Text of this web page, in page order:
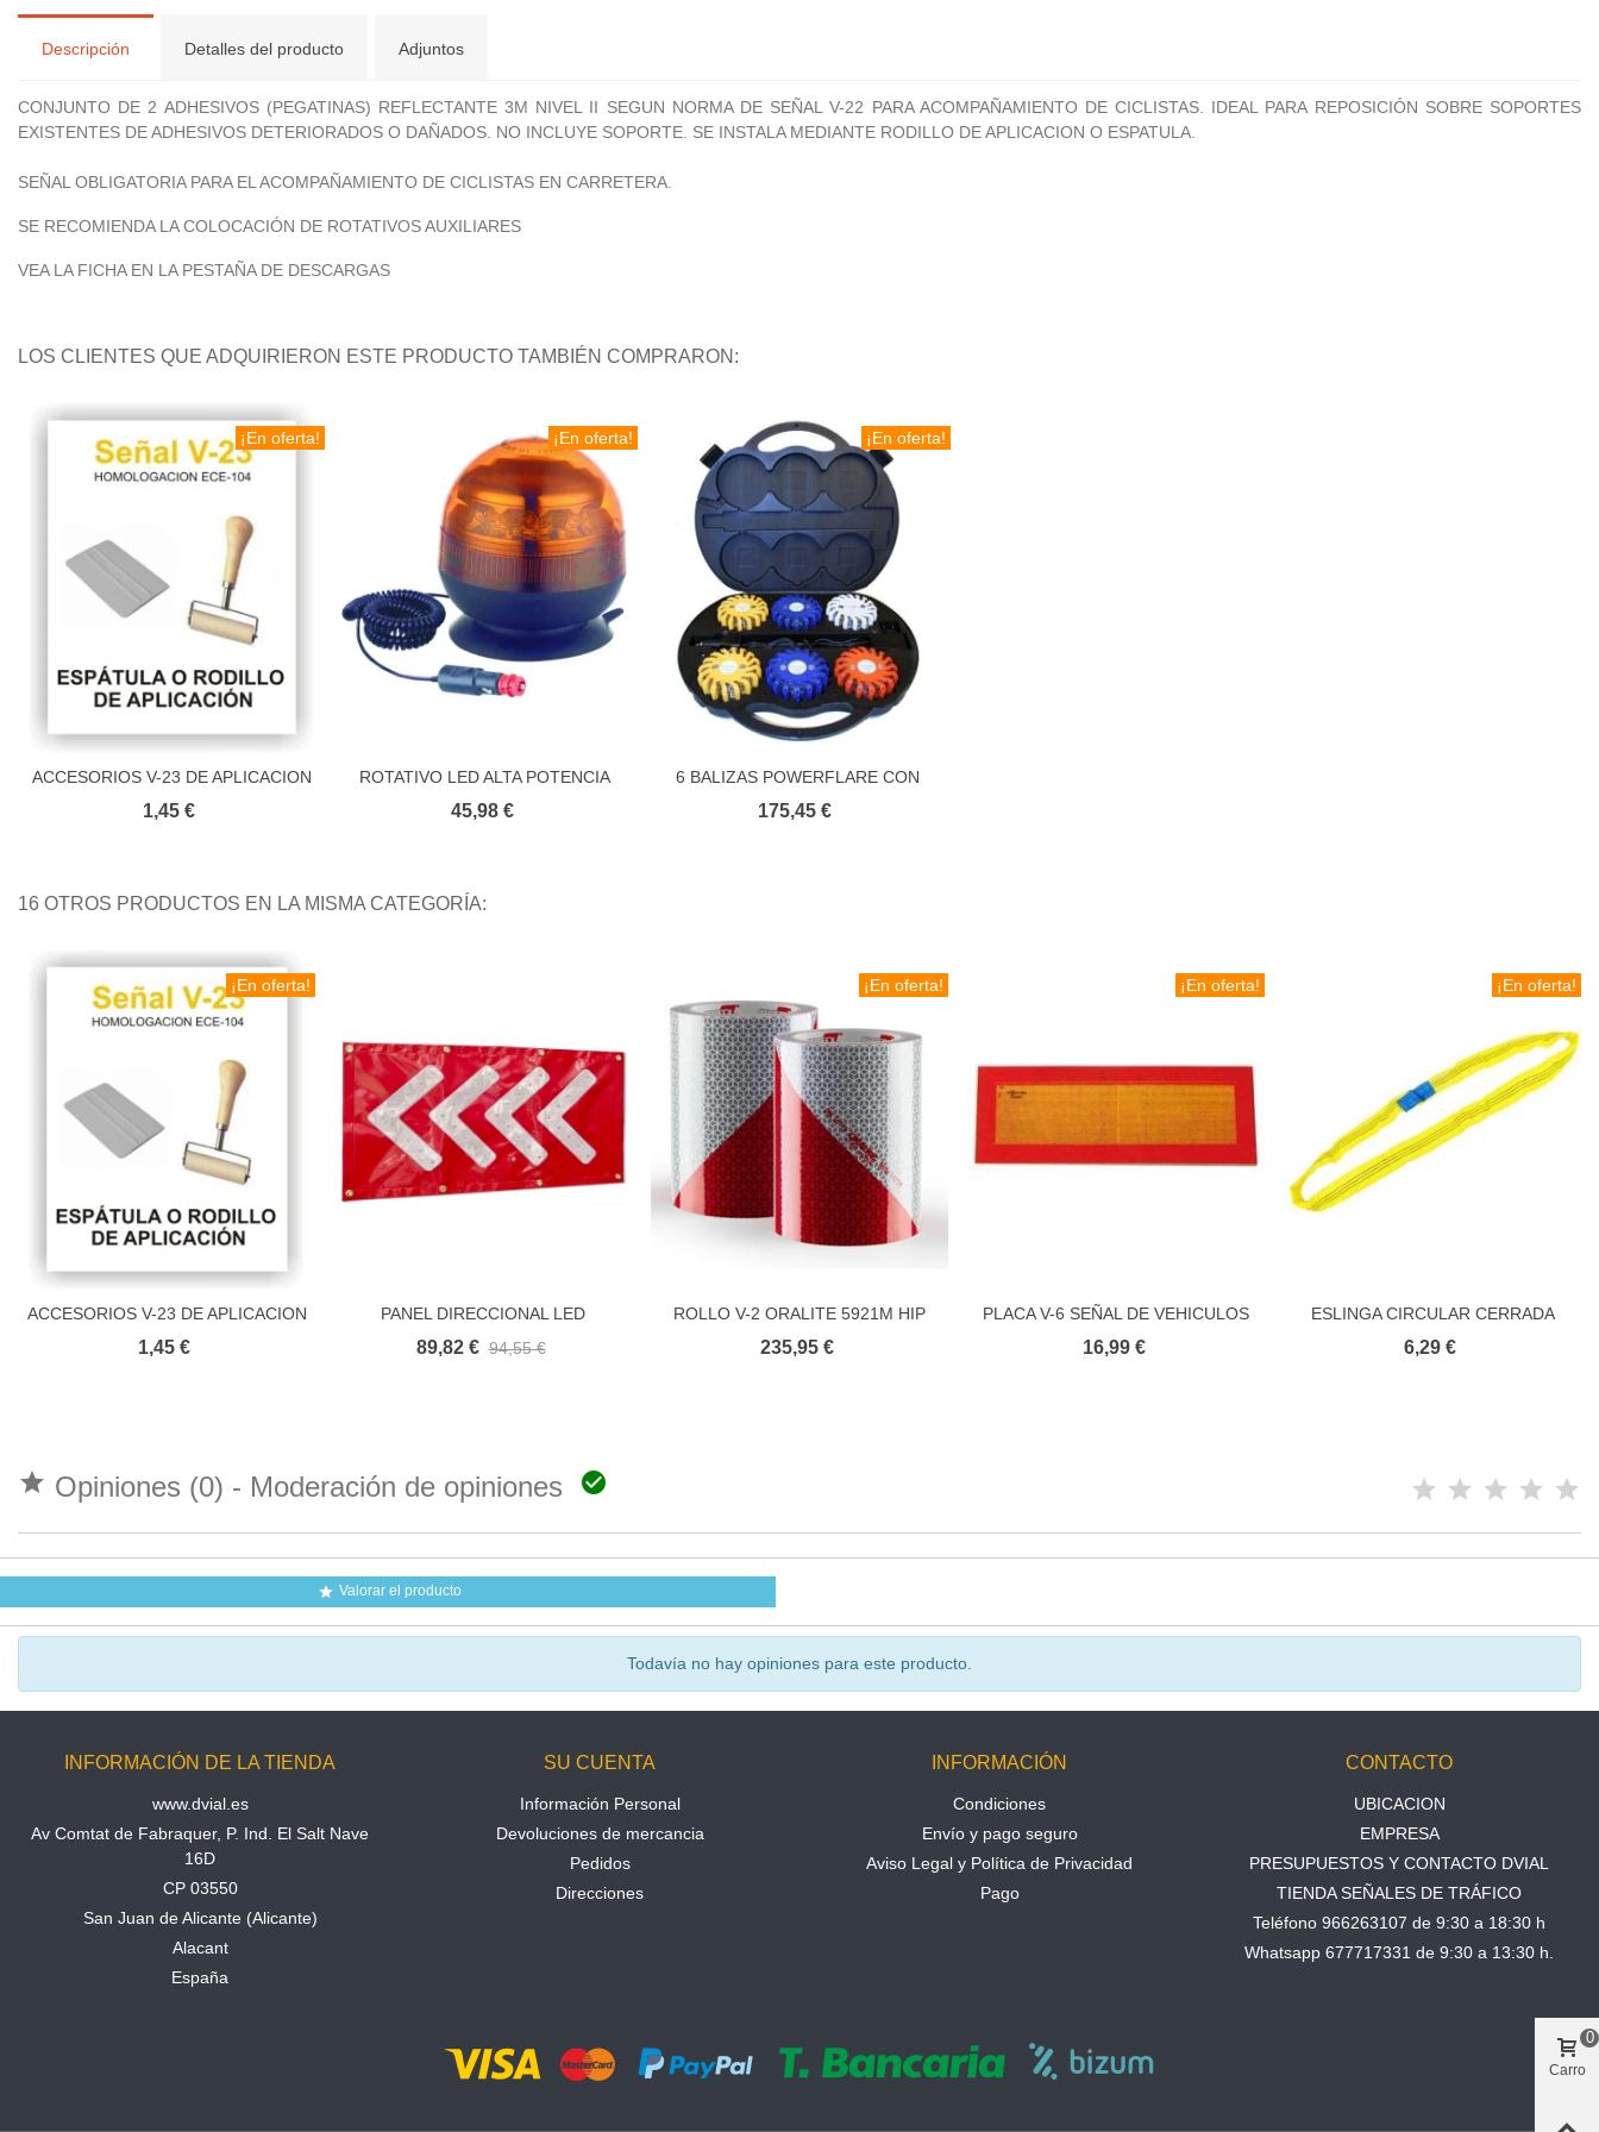
Descripción Detalles del producto Adjuntos
CONJUNTO DE 2 ADHESIVOS (PEGATINAS) REFLECTANTE 3M NIVEL II SEGUN NORMA DE SEÑAL V-22 PARA ACOMPAÑAMIENTO DE CICLISTAS. IDEAL PARA REPOSICIÓN SOBRE SOPORTES
EXISTENTES DE ADHESIVOS DETERIORADOS O DAÑADOS. NO INCLUYE SOPORTE. SE INSTALA MEDIANTE RODILLO DE APLICACION O ESPATULA.
SEÑAL OBLIGATORIA PARA EL ACOMPAÑAMIENTO DE CICLISTAS EN CARRETERA.
SE RECOMIENDA LA COLOCACIÓN DE ROTATIVOS AUXILIARES
VEA LA FICHA EN LA PESTAÑA DE DESCARGAS
LOS CLIENTES QUE ADQUIRIERON ESTE PRODUCTO TAMBIÉN COMPRARON:
¡En oferta!
Añadir al carrito
ACCESORIOS V-23 DE APLICACION
1,45 €
¡En oferta!
Añadir al carrito
ROTATIVO LED ALTA POTENCIA
HOMOLOGADO
45,98 €
¡En oferta!
Añadir al carrito
6 BALIZAS POWERFLARE CON
MALETIN CARGADOR
175,45 €
16 OTROS PRODUCTOS EN LA MISMA CATEGORÍA:
¡En oferta!
Añadir al carrito
ACCESORIOS V-23 DE APLICACION
1,45 €
Añadir al carrito
PANEL DIRECCIONAL LED
PORTATIL
89,82 € 94,55 €
¡En oferta!
Añadir al carrito
ROLLO V-2 ORALITE 5921M HIP
2X9 MTS
235,95 €
¡En oferta!
Añadir al carrito
PLACA V-6 SEÑAL DE VEHICULOS
LARGOS
16,99 €
¡En oferta!
Añadir al carrito
ESLINGA CIRCULAR CERRADA
PARA CARGA
6,29 €
 Opiniones (0) - Moderación de opiniones 
 Valorar el producto
Todavía no hay opiniones para este producto.
INFORMACIÓN DE LA TIENDA
www.dvial.es
Av Comtat de Fabraquer, P. Ind. El Salt Nave
16D
CP 03550
San Juan de Alicante (Alicante)
Alacant
España
SU CUENTA
Información Personal
Devoluciones de mercancia
Pedidos
Direcciones
INFORMACIÓN
Condiciones
Envío y pago seguro
Aviso Legal y Política de Privacidad
Pago
CONTACTO
UBICACION
EMPRESA
PRESUPUESTOS Y CONTACTO DVIAL
TIENDA SEÑALES DE TRÁFICO
Teléfono 966263107 de 9:30 a 18:30 h
Whatsapp 677717331 de 9:30 a 13:30 h.
Carro
0